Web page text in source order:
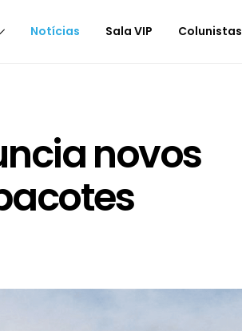
Notícias Sala VIP Colunistas
novos